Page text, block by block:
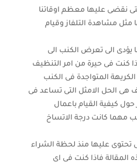
نقضى عليها معظم اوقاتنا
مثل مشاهدة التلفاز وقيام
يؤدى الى تعرض الكنب الى
كنت فى حيرة من امر التنظيف
المتواجدة فى الكنب
هى الحل الامثل التى تساعد فى
كيفية القيام باعمال
مهما كانت درجة الاتساخ
تحتوى عليها منذ لحظة الشراء
المقالة فاذا كنت فى اى